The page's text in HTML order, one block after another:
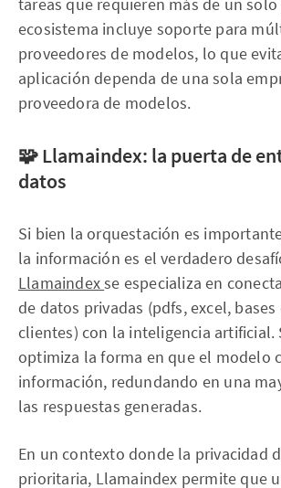
ecosistema incluye soporte para
proveedores de modelos, lo que
aplicación dependa de una sola
proveedora de modelos.
🧩 Llamaindex: la puerta de
datos
Si bien la orquestación es
la información es el verdadero
Llamaindexse especializa en
de datos privadas (pdfs, excel,
clientes) con la inteligencia artificial.
optimiza la forma en que el modelo
información, redundando en una
las respuestas generadas.
En un contexto donde la privacidad
prioritaria, Llamaindex permite que